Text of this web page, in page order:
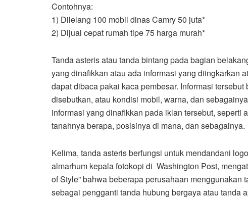
Contohnya:
1) Dilelang 100 mobil dinas Camry 50 juta*
2) Dijual cepat rumah tipe 75 harga murah*
Tanda asteris atau tanda bintang pada bagian
yang dinafikkan atau ada informasi yang diingkarkan
dapat dibaca pakai kaca pembesar. Informasi
disebutkan, atau kondisi mobil, warna, dan
informasi yang dinafikkan pada iklan tersebut, seperti
tanahnya berapa, posisinya di mana, dan sebagainya.
Kelima, tanda asteris berfungsi untuk mendandani
almarhum kepala fotokopi di Washington Post,
of Style” bahwa beberapa perusahaan menggunakan
sebagai pengganti tanda hubung bergaya atau tanda